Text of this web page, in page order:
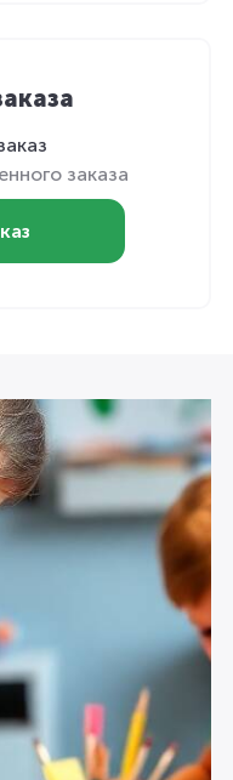
заказа